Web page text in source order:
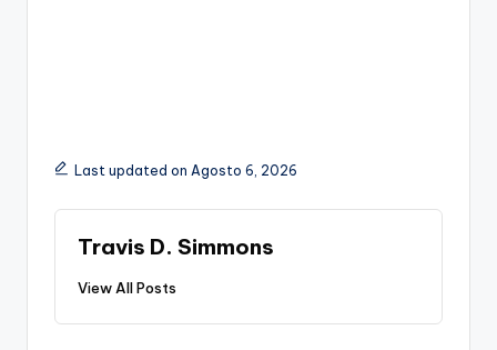
Last updated on Agosto 6, 2026
Travis D. Simmons
View All Posts